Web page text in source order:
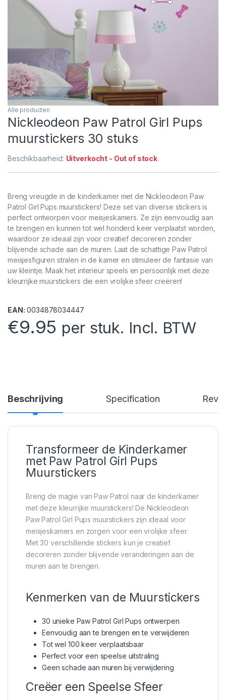
Alle producten
Nickleodeon Paw Patrol Girl Pups
muurstickers 30 stuks
Beschikbaarheid: Uitverkocht - Out of stock
Breng vreugde in de kinderkamer met de Nickleodeon Paw
Patrol Girl Pups muurstickers! Deze set van diverse stickers is
perfect ontworpen voor meisjeskamers. Ze zijn eenvoudig aan
te brengen en kunnen tot wel honderd keer verplaatst worden,
waardoor ze ideaal zijn voor creatief decoreren zonder
blijvende schade aan de muren. Laat de schattige Paw Patrol
meisjesfiguren stralen in de kamer en stimuleer de fantasie van
uw kleintje. Maak het interieur speels en persoonlijk met deze
kleurrijke muurstickers die een vrolijke sfeer creëren!
EAN: 0034878034447
€9.95 per stuk. Incl. BTW
Beschrijving Specification
Transformeer de Kinderkamer
met Paw Patrol Girl Pups
Muurstickers
Breng de magie van Paw Patrol naar de kinderkamer
met deze kleurrijke muurstickers! De Nickleodeon
Paw Patrol Girl Pups muurstickers zijn ideaal voor
meisjeskamers en zorgen voor een vrolijke sfeer.
Met 30 verschillende stickers kun je creatief
decoreren zonder blijvende veranderingen aan de
muren aan te brengen.
Kenmerken van de Muurstickers
30 unieke Paw Patrol Girl Pups ontwerpen
Eenvoudig aan te brengen en te verwijderen
Tot wel 100 keer verplaatsbaar
Perfect voor een speelse uitstraling
Geen schade aan muren bij verwijdering
Creëer een Speelse Sfeer